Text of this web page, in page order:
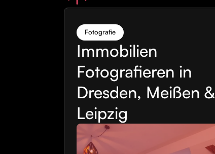
Fotografie
Immobilien
Fotografieren in
Dresden, Meißen &
Leipzig